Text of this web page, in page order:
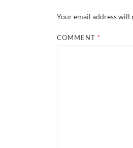
Your email address will
COMMENT*